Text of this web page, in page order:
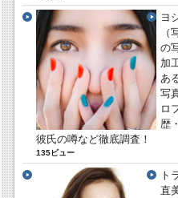
ヨ
（
の
加
あ
写
ロ
歴
彼氏の噂など徹底調査！
135ビュー
ト
直